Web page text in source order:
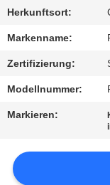
FABRIK-
AUSFLUG
TRETEN
SIE
MIT
Herkunftsort:
Markenname:
Zertifizierung:
Modellnummer:
Markieren: